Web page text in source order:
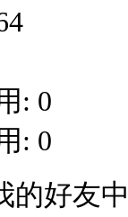
: 0
: 0
的好友